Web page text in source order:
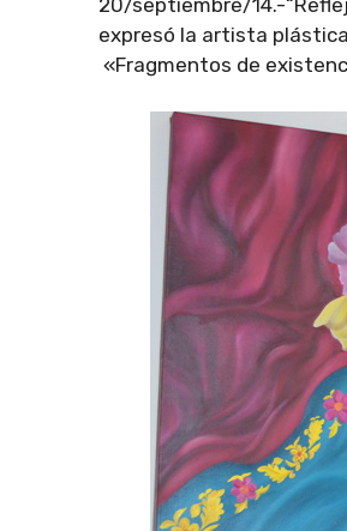
20/septiembre/14.-
expresó la artista
«Fragmentos de